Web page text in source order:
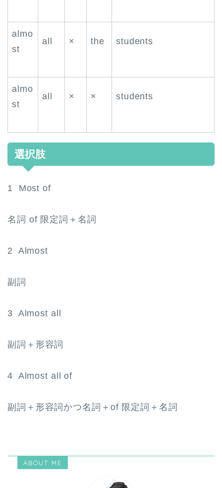
almo
st
all × the students
almo
st
all × × students
選択肢
1 Most of
名詞 of 限定詞＋名詞
2 Almost
副詞
3 Almost all
副詞＋形容詞
4 Almost all of
副詞＋形容詞かつ名詞＋of 限定詞＋名詞
ABOUT ME